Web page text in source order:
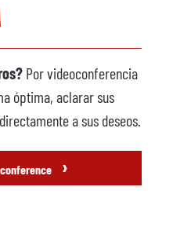
disponible
ABB
Por videoconferencia
óptima, aclarar sus
a sus deseos.
›